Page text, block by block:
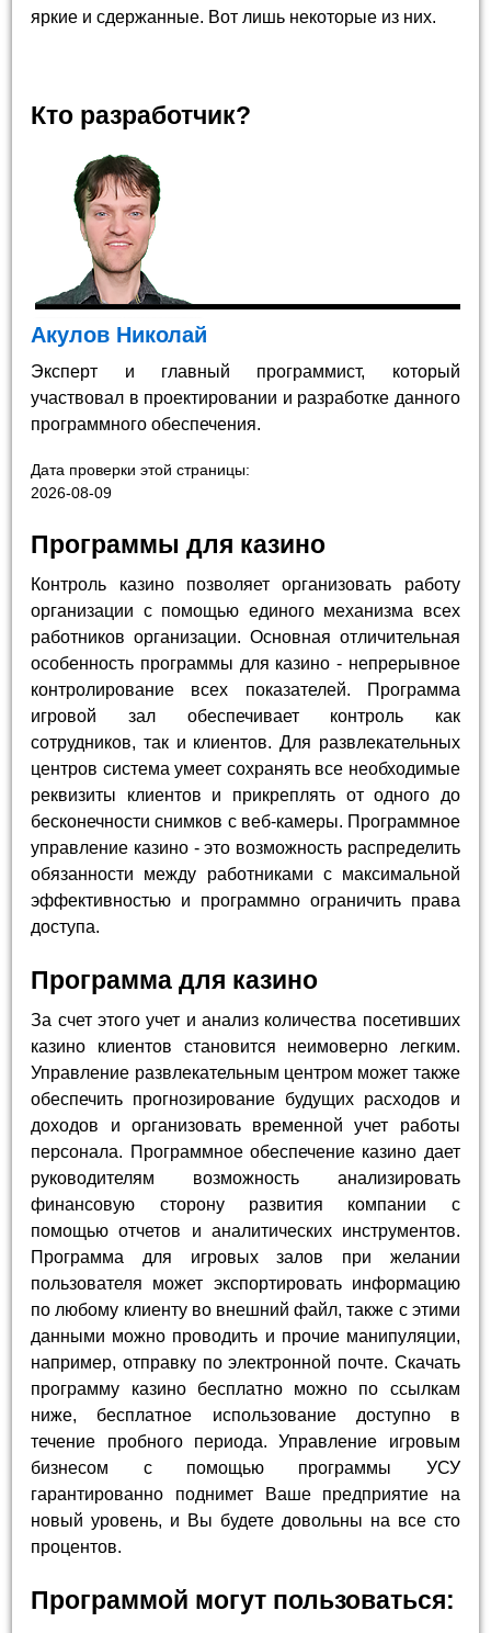
яркие и сдержанные. Вот лишь некоторые из них.
Кто разработчик?
Акулов Николай
Эксперт и главный программист, который
участвовал в проектировании и разработке данного
программного обеспечения.
Дата проверки этой страницы:
2026-08-09
Программы для казино
Контроль казино позволяет организовать работу
организации с помощью единого механизма всех
работников организации. Основная отличительная
особенность программы для казино - непрерывное
контролирование всех показателей. Программа
игровой зал обеспечивает контроль как
сотрудников, так и клиентов. Для развлекательных
центров система умеет сохранять все необходимые
реквизиты клиентов и прикреплять от одного до
бесконечности снимков с веб-камеры. Программное
управление казино - это возможность распределить
обязанности между работниками с максимальной
эффективностью и программно ограничить права
доступа.
Программа для казино
За счет этого учет и анализ количества посетивших
казино клиентов становится неимоверно легким.
Управление развлекательным центром может также
обеспечить прогнозирование будущих расходов и
доходов и организовать временной учет работы
персонала. Программное обеспечение казино дает
руководителям возможность анализировать
финансовую сторону развития компании с
помощью отчетов и аналитических инструментов.
Программа для игровых залов при желании
пользователя может экспортировать информацию
по любому клиенту во внешний файл, также с этими
данными можно проводить и прочие манипуляции,
например, отправку по электронной почте. Скачать
программу казино бесплатно можно по ссылкам
ниже, бесплатное использование доступно в
течение пробного периода. Управление игровым
бизнесом с помощью программы УСУ
гарантированно поднимет Ваше предприятие на
новый уровень, и Вы будете довольны на все сто
процентов.
Программой могут пользоваться: